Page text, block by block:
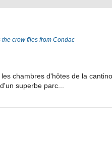
the crow flies from Condac
chambres d'hôtes de la
superbe parc...